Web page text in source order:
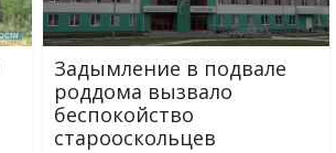
Задымление в подвале
роддома вызвало
беспокойство
старооскольцев